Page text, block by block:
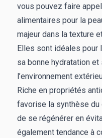
vous pouvez faire
alimentaires pour la
majeur dans la texture
Elles sont idéales pour
sa bonne hydratation
l’environnement
Riche en propriétés
favorise la synthèse du
de se régénérer en
également tendance à